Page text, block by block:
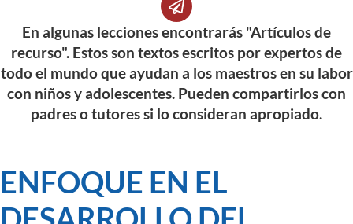
En algunas lecciones encontrarás "Artículos de
recurso". Estos son textos escritos por expertos de
todo el mundo que ayudan a los maestros en su labor
con niños y adolescentes. Pueden compartirlos con
padres o tutores si lo consideran apropiado.
ENFOQUE EN EL